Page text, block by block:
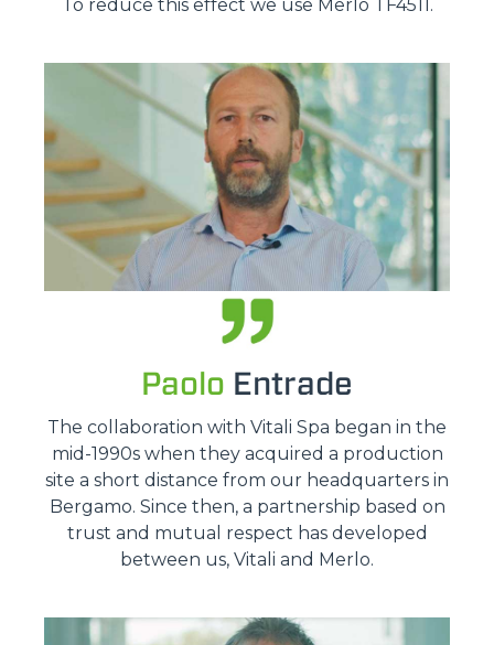
To reduce this effect we use Merlo TF4511.
Paolo Entrade
The collaboration with Vitali Spa began in the
mid-1990s when they acquired a production
site a short distance from our headquarters in
Bergamo. Since then, a partnership based on
trust and mutual respect has developed
between us, Vitali and Merlo.